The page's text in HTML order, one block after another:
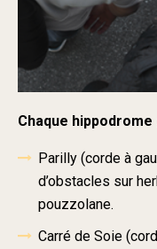
Chaque
Parilly (corde à
d’obstacles sur
pouzzolane.
Carré de Soie